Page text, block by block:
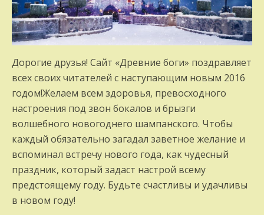
Дорогие друзья! Сайт «Древние боги» поздравляет
всех своих читателей с наступающим новым 2016
годом!Желаем всем здоровья, превосходного
настроения под звон бокалов и брызги
волшебного новогоднего шампанского. Чтобы
каждый обязательно загадал заветное желание и
вспоминал встречу нового года, как чудесный
праздник, который задаст настрой всему
предстоящему году. Будьте счастливы и удачливы
в новом году!